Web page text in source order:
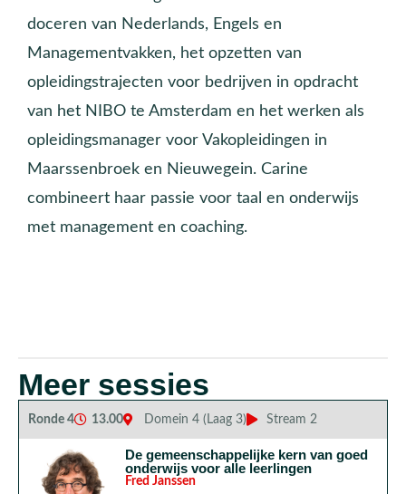
doceren van Nederlands, Engels en
Managementvakken, het opzetten van
opleidingstrajecten voor bedrijven in opdracht
van het NIBO te Amsterdam en het werken als
opleidingsmanager voor Vakopleidingen in
Maarssenbroek en Nieuwegein. Carine
combineert haar passie voor taal en onderwijs
met management en coaching.
Meer sessies
Ronde 4 13.00 Domein 4 (Laag 3) Stream 2
De gemeenschappelijke kern van goed
onderwijs voor alle leerlingen
Fred Janssen